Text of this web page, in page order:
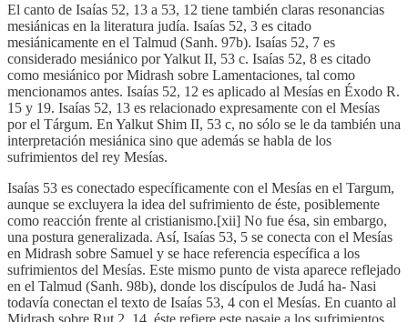
El canto de Isaías 52, 13 a 53, 12 tiene también claras resonancias
mesiánicas en la literatura judía. Isaías 52, 3 es citado
mesiánicamente en el Talmud (Sanh. 97b). Isaías 52, 7 es
considerado mesiánico por Yalkut II, 53 c. Isaías 52, 8 es citado
como mesiánico por Midrash sobre Lamentaciones, tal como
mencionamos antes. Isaías 52, 12 es aplicado al Mesías en Éxodo R.
15 y 19. Isaías 52, 13 es relacionado expresamente con el Mesías
por el Tárgum. En Yalkut Shim II, 53 c, no sólo se le da también una
interpretación mesiánica sino que además se habla de los
sufrimientos del rey Mesías.
Isaías 53 es conectado específicamente con el Mesías en el Targum,
aunque se excluyera la idea del sufrimiento de éste, posiblemente
como reacción frente al cristianismo.[xii] No fue ésa, sin embargo,
una postura generalizada. Así, Isaías 53, 5 se conecta con el Mesías
en Midrash sobre Samuel y se hace referencia específica a los
sufrimientos del Mesías. Este mismo punto de vista aparece reflejado
en el Talmud (Sanh. 98b), donde los discípulos de Judá ha- Nasi
todavía conectan el texto de Isaías 53, 4 con el Mesías. En cuanto al
Midrash sobre Rut 2, 14, éste refiere este pasaje a los sufrimientos